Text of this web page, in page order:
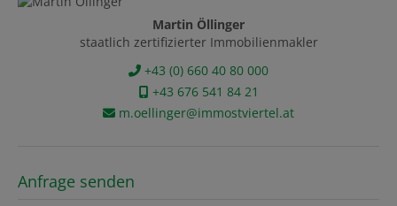
Martin Öllinger
staatlich zertifizierter Immobilienmakler
+43 (0) 660 40 80 000
+43 676 541 84 21
m.oellinger@immostviertel.at
Anfrage senden